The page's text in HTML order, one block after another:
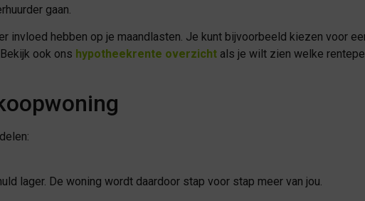
gaan.
invloed hebben op je maandlasten. Je kunt bijvoorbeeld kiezen voor
ook ons hypotheekrente overzicht als je wilt zien welke
lager. De woning wordt daardoor stap voor stap meer van jou.